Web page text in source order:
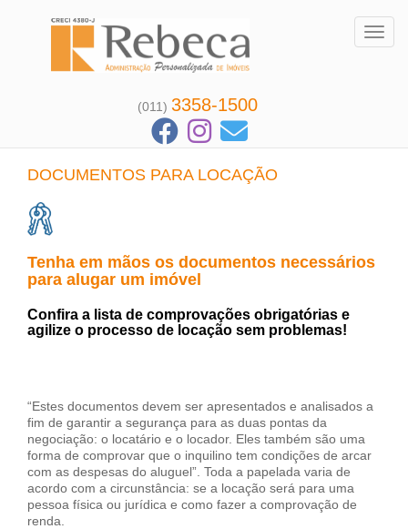
(011) 3358-1500
DOCUMENTOS PARA LOCAÇÃO
Tenha em mãos os documentos necessários
para alugar um imóvel
Confira a lista de comprovações obrigatórias e
agilize o processo de locação sem problemas!
“Estes documentos devem ser apresentados e analisados a
fim de garantir a segurança para as duas pontas da
negociação: o locatário e o locador. Eles também são uma
forma de comprovar que o inquilino tem condições de arcar
com as despesas do aluguel”. Toda a papelada varia de
acordo com a circunstância: se a locação será para uma
pessoa física ou jurídica e como fazer a comprovação de
renda.